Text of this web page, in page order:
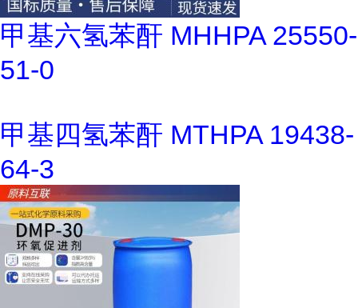
甲基六氢苯酐 MHHPA 25550-
51-0
甲基四氢苯酐 MTHPA 19438-
64-3